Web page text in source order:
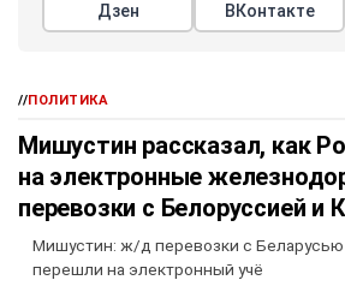
Дзен ВКонтакте
//ПОЛИТИКА
Мишустин рассказал, как
на электронные
перевозки с Белоруссией и
Мишустин: ж/д перевозки с
перешли на электронный учё